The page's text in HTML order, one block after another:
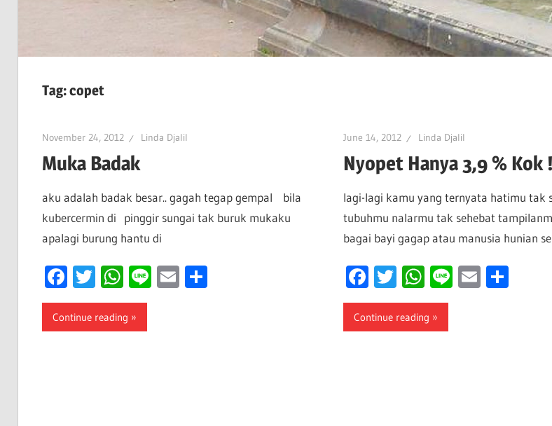
Tag:copet
November 24, 2012 Linda Djalil
Muka Badak
aku adalah badak besar.. gagah tegap gempal bila
kubercermin di pinggir sungai tak buruk mukaku
apalagi burung hantu di
Facebook
Twitter
WhatsApp
LineEmailShare
Continue reading
June 14, 2012 Linda Djalil
Nyopet Hanya 3,9 % Kok
lagi-lagi kamu yang ternyata hatimu tak
tubuhmu nalarmu tak sehebat
bagai bayi gagap atau manusia hunian
Facebook
Twitter
WhatsApp
LineEmailShare
Continue reading